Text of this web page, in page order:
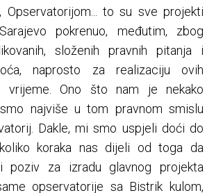
Opservatorijom... to su sve projekti
pokrenuo, međutim, zbog
složenih pravnih pitanja i
naprosto za realizaciju ovih
vrijeme. Ono što nam je nekako
najviše u tom pravnom smislu
Dakle, mi smo uspjeli doći do
koraka nas dijeli od toga da
poziv za izradu glavnog projekta
opservatorije sa Bistrik kulom,